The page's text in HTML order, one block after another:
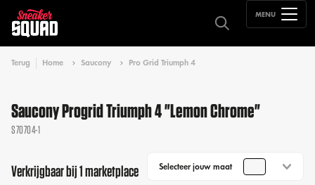
MENU
Terug Home Saucony Pro Grid Triumph 4
Saucony Progrid Triumph 4 "Lemon Chrome"
S70704-1
Verkrijgbaar bij 1 marketplace Selecteer jouw maat